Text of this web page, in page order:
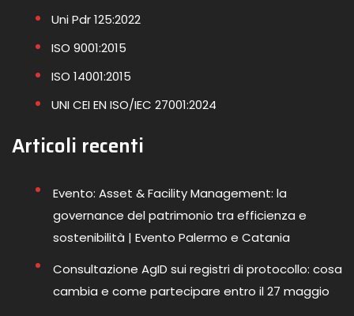
Uni Pdr 125:2022
ISO 9001:2015
ISO 14001:2015
UNI CEI EN ISO/IEC 27001:2024
Articoli recenti
Evento: Asset & Facility Management: la
governance del patrimonio tra efficienza e
sostenibilità | Evento Palermo e Catania
Consultazione AgID sui registri di protocollo: cosa
cambia e come partecipare entro il 27 maggio